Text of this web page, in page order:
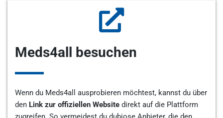
Meds4all besuchen
Wenn du Meds4all ausprobieren möchtest, kannst du über
den Link zur offiziellen Website direkt auf die Plattform